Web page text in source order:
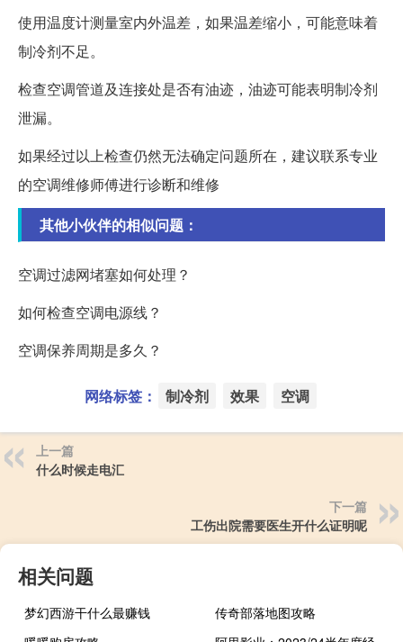
使用温度计测量室内外温差，如果温差缩小，可能意味着
制冷剂不足。
检查空调管道及连接处是否有油迹，油迹可能表明制冷剂
泄漏。
如果经过以上检查仍然无法确定问题所在，建议联系专业
的空调维修师傅进行诊断和维修
其他小伙伴的相似问题：
空调过滤网堵塞如何处理？
如何检查空调电源线？
空调保养周期是多久？
网络标签： 制冷剂 效果 空调
上一篇
什么时候走电汇
下一篇
工伤出院需要医生开什么证明呢
相关问题
梦幻西游干什么最赚钱
传奇部落地图攻略